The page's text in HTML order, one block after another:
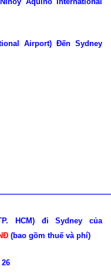
Airport) Đến Sydney
HCM) đi Sydney của
(bao gồm thuế và phí)